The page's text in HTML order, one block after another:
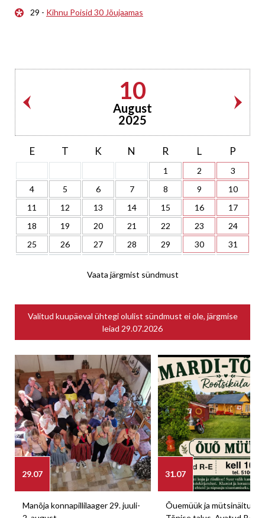
29 - Kihnu Poisid 30 Jõujaamas
10
August
2025
E T K N R L P
1 2
3
4
5 6 7 8 9
10
11
12 13 14 15 16
17
18
19 20 21 22 23
24
25
26 27 28 29 30 31
Vaata järgmist sündmust
Valitud kuupäeval ühtegi olulist sündmust ei ole, järgmise
leiad 29.07.2026
29.07
Manõja konnapillilaager 29. juuli-
31.07
Õuemüük ja mütsinäitus